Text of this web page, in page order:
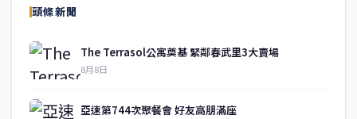
頭條新聞
The Terrasol公寓奠基 緊鄰春武里3大賣場
8月8日
亞速第744次聚餐會 好友高朋滿座